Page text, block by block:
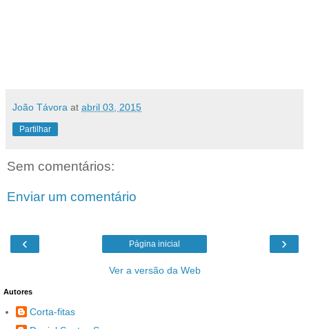
João Távora at abril 03, 2015
Partilhar
Sem comentários:
Enviar um comentário
‹ ›
Página inicial
Ver a versão da Web
Autores
Corta-fitas